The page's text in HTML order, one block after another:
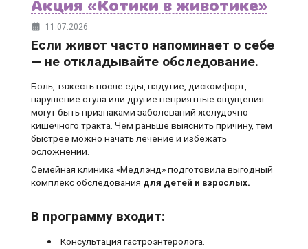
Акция «Котики в животике»
11.07.2026
Если живот часто напоминает о себе
— не откладывайте обследование.
Боль, тяжесть после еды, вздутие, дискомфорт,
нарушение стула или другие неприятные ощущения
могут быть признаками заболеваний желудочно-
кишечного тракта. Чем раньше выяснить причину, тем
быстрее можно начать лечение и избежать
осложнений.
Семейная клиника «Медлэнд» подготовила выгодный
комплекс обследования для детей и взрослых.
В программу входит:
Консультация гастроэнтеролога.